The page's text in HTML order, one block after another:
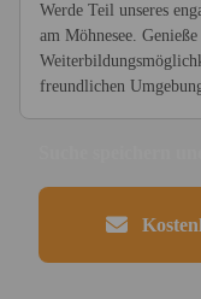
Werde Teil unseres
am Möhnesee.
freundlichen